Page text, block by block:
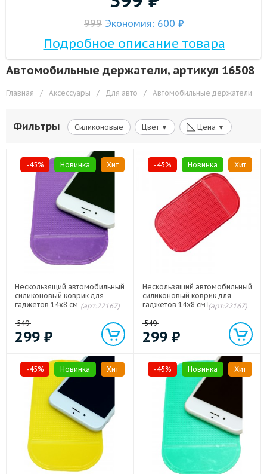
999 Экономия: 600 ₽
Подробное описание товара
Автомобильные держатели, артикул 16508
Главная / Аксессуары / Для авто / Автомобильные держатели
Фильтры Силиконовые Цвет ▼ ◺ Цена ▼
-45% Новинка Хит
Нескользящий автомобильный
силиконовый коврик для
гаджетов 14х8 см Фиолетовый
(арт:22167)
549
299 ₽
-45% Новинка Хит
Нескользящий автомобильный
силиконовый коврик для
гаджетов 14х8 см Красный
(арт:22167)
549
299 ₽
-45% Новинка Хит -45% Новинка Хит